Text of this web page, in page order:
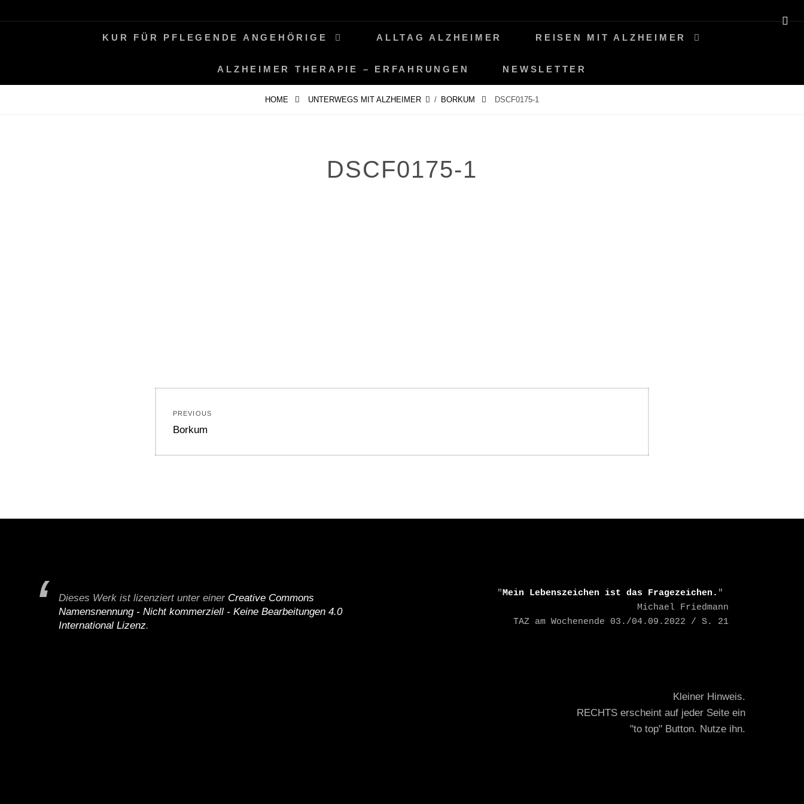
to
PERIFAIR
KUR FÜR PFLEGENDE ANGEHÖRIGE ALLTAG ALZHEIMER REISEN MIT ALZHEIMER
ALZHEIMER THERAPIE – ERFAHRUNGEN NEWSLETTER
HOME UNTERWEGS MIT ALZHEIMER / BORKUM DSCF0175-1
DSCF0175-1
PREVIOUS
Previous
Borkum
Dieses Werk ist lizenziert unter einer Creative Commons
Namensnennung - Nicht kommerziell - Keine Bearbeitungen 4.0
International Lizenz.
    "
Mein Lebenszeichen ist das Fragezeichen. "
    TAZ am Wochenende 03./04.09.2022 / S. 21
Kleiner Hinweis.
RECHTS erscheint auf jeder Seite ein
"to top" Button. Nutze ihn.